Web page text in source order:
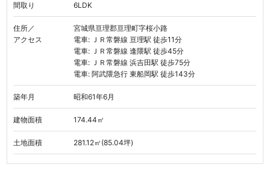
間取り 6LDK
住所／
アクセス
宮城県亘理郡亘理町字桜小路
電車: ＪＲ常磐線 亘理駅 徒歩11分
電車: ＪＲ常磐線 逢隈駅 徒歩45分
電車: ＪＲ常磐線 浜吉田駅 徒歩75分
電車: 阿武隈急行 東船岡駅 徒歩143分
築年月 昭和61年6月
建物面積 174.44㎡
土地面積 281.12㎡(85.04坪)